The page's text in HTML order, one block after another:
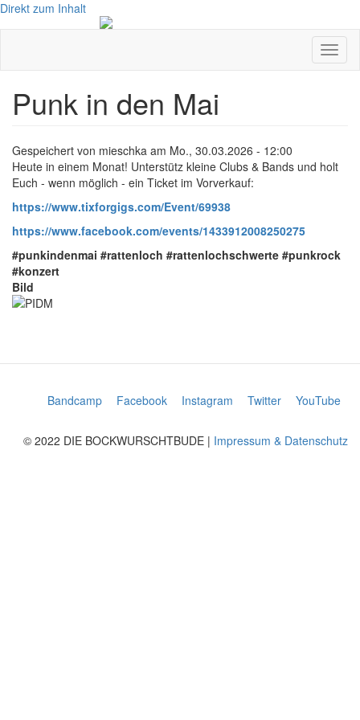
Direkt zum Inhalt
Punk in den Mai
Gespeichert von mieschka am Mo., 30.03.2026 - 12:00
Heute in einem Monat! Unterstütz kleine Clubs & Bands und holt
Euch - wenn möglich - ein Ticket im Vorverkauf:
https://www.tixforgigs.com/Event/69938
https://www.facebook.com/events/1433912008250275
#punkindenmai #rattenloch #rattenlochschwerte #punkrock
#konzert
Bild
Bandcamp Facebook Instagram Twitter YouTube
© 2022 DIE BOCKWURSCHTBUDE | Impressum & Datenschutz